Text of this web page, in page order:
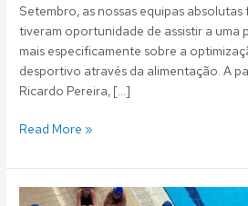
Setembro, as nossas equipas absolutas
tiveram oportunidade de assistir a uma
mais especificamente sobre a
desportivo através da alimentação. A
Ricardo Pereira, […]
Read More »
Escola